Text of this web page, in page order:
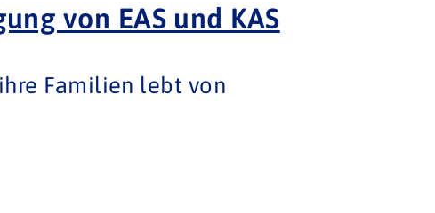
von EAS und KAS
Familien lebt von